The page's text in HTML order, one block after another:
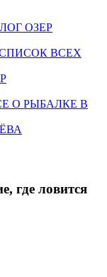
ОЗЕР
ВСЕХ
О РЫБАЛКЕ В
ловится